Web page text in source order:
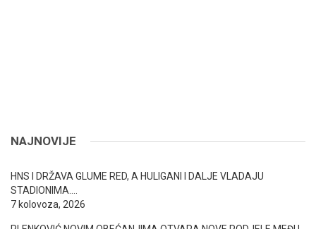
NAJNOVIJE
HNS I DRŽAVA GLUME RED, A HULIGANI I DALJE VLADAJU
STADIONIMA….
7 kolovoza, 2026